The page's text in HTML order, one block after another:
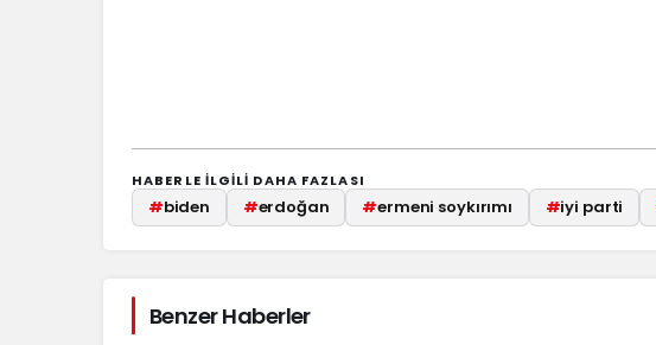
HABERLE ILGILI DAHA FAZLASI
#biden #erdoğan #ermeni soykırımı #iyi parti
Benzer Haberler